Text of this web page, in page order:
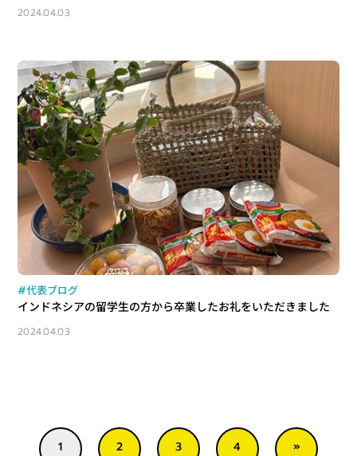
2024.04.03
#代表ブログ
インドネシアの留学生の方から卒業したお礼をいただきました
2024.04.03
1 2 3 4 »